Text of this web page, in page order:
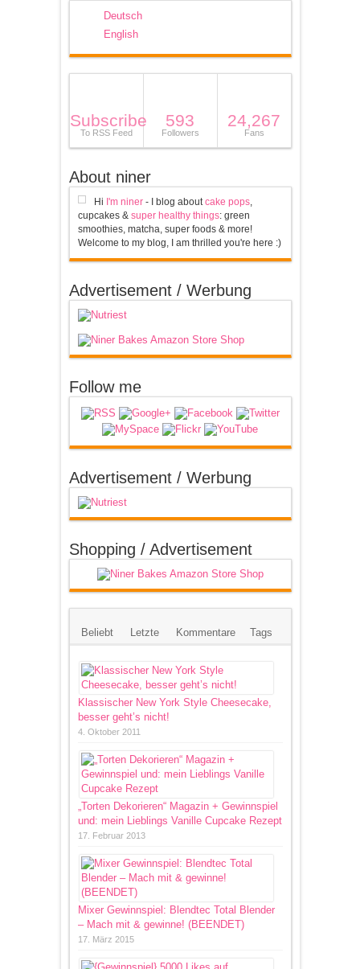
Deutsch
English
Subscribe
To RSS Feed
593
Followers
24,267
Fans
About niner
Hi I'm niner- I blog aboutcake pops,
cupcakes & super healthy things: green
smoothies, matcha, super foods & more!
Welcome to my blog, I am thrilled you're here :)
Advertisement / Werbung
Follow me
Advertisement / Werbung
Shopping / Advertisement
Beliebt Letzte Kommentare Tags
Klassischer New York Style Cheesecake,
besser geht’s nicht!
4. Oktober 2011
„Torten Dekorieren“ Magazin + Gewinnspiel
und: mein Lieblings Vanille Cupcake Rezept
17. Februar 2013
Mixer Gewinnspiel: Blendtec Total Blender
– Mach mit & gewinne! (BEENDET)
17. März 2015